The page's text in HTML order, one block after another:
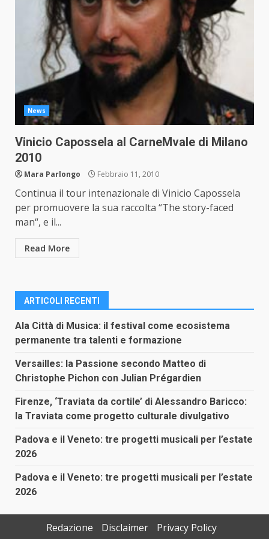
News
Vinicio Capossela al CarneMvale di Milano
2010
Mara Parlongo Febbraio 11, 2010
Continua il tour intenazionale di Vinicio Capossela
per promuovere la sua raccolta “The story-faced
man“, e il...
Read More
ARTICOLI RECENTI
Ala Città di Musica: il festival come ecosistema
permanente tra talenti e formazione
Versailles: la Passione secondo Matteo di
Christophe Pichon con Julian Prégardien
Firenze, ‘Traviata da cortile’ di Alessandro Baricco:
la Traviata come progetto culturale divulgativo
Padova e il Veneto: tre progetti musicali per l’estate
2026
Padova e il Veneto: tre progetti musicali per l’estate
2026
Redazione Disclaimer Privacy Policy